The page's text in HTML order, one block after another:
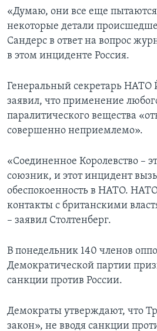
«Думаю, они все еще пытаются
некоторые детали
Сандерс в ответ на вопрос
в этом инциденте Россия.
Генеральный секретарь НАТО
заявил, что применение
паралитического вещества
совершенно неприемлемо».
«Соединенное Королевство –
союзник, и этот инцидент
обеспокоенность в НАТО.
контакты с британскими
– заявил Столтенберг.
В понедельник 140 членов
Демократической партии
санкции против России.
Демократы утверждают, что
закон», не вводя санкции